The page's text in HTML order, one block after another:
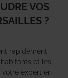
VOS
?
rapidement
et les
, votre expert en